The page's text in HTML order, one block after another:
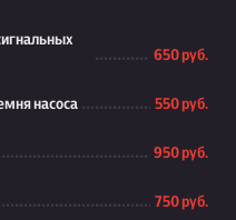
650 руб.
насоса 550 руб.
950 руб.
750 руб.